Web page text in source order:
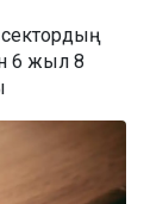
6 жыл 8